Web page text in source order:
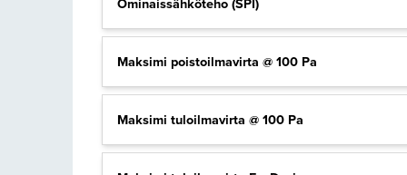
Maksimi poistoilmavirta @ 100 Pa
Maksimi tuloilmavirta @ 100 Pa